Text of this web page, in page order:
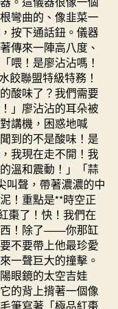
彎曲的、像韭菜一
按下通話鈕。儀器
傳來一陣高八度、
喂！是廖沾沾嗎！
餃聯盟特級特務！
酸味了？我們需要
」廖沾沾的耳朵被
講機，困惑地喊
到的不是酸味！是
我現在走不開！我
溫和震動！」「蒜
叫聲，帶著濃濃的中
！重點是**時空正
棗了！快！我們在
西！除了——你那缸
不要帶上他最珍愛
一聲巨大的撞擊。
眼鏡的太空吉娃
的背上揹著一個像
筆寫著「極品紅棗